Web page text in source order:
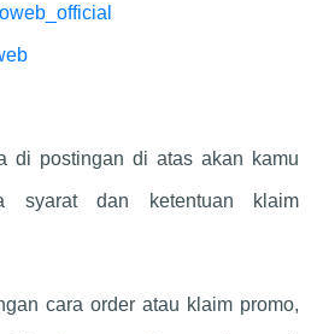
di postingan di atas akan kamu
syarat dan ketentuan klaim
cara order atau klaim promo,